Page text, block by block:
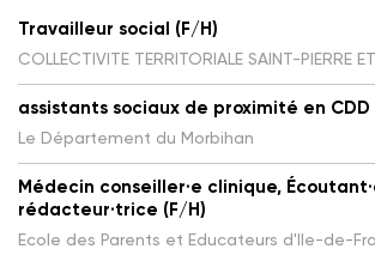
Travailleur social (F/H)
COLLECTIVITE TERRITORIALE SAINT-PIERRE
assistants sociaux de proximité en CDD
Le Département du Morbihan
Médecin conseiller·e clinique,
rédacteur·trice (F/H)
Ecole des Parents et Educateurs d'Ile-de-